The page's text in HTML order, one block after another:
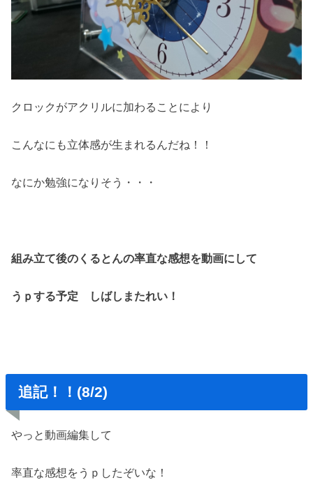
クロックがアクリルに加わることにより
こんなにも立体感が生まれるんだね！！
なにか勉強になりそう・・・
組み立て後のくるとんの率直な感想を動画にして
うｐする予定 しばしまたれい！
追記！！(8/2)
やっと動画編集して
率直な感想をうｐしたぞいな！